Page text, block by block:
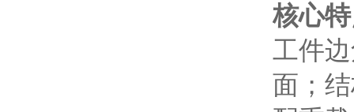
核心
工件
面；